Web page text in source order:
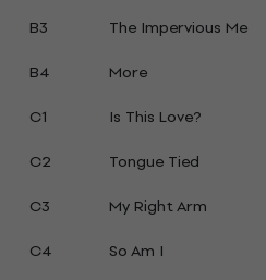
B3
The Impervious Me
B4
More
C1
Is This Love?
C2
Tongue Tied
C3
My Right Arm
C4
So Am I